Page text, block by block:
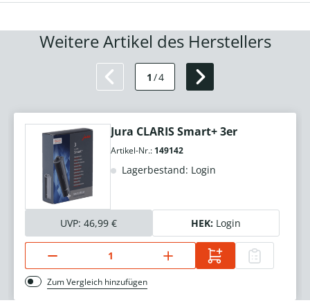
Weitere Artikel des Herstellers
1 /4
Jura CLARIS Smart+ 3er
Artikel-Nr.: 149142
Lagerbestand: Login
UVP: 46,99 € HEK: Login
Zum Vergleich hinzufügen